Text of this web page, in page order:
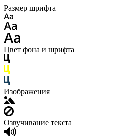
Размер шрифта
Цвет фона и шрифта
Изображения
Озвучивание текста